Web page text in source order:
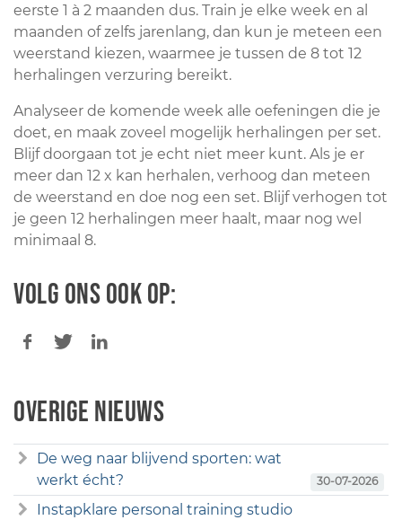
eerste 1 à 2 maanden dus. Train je elke week en al
maanden of zelfs jarenlang, dan kun je meteen een
weerstand kiezen, waarmee je tussen de 8 tot 12
herhalingen verzuring bereikt.
Analyseer de komende week alle oefeningen die je
doet, en maak zoveel mogelijk herhalingen per set.
Blijf doorgaan tot je echt niet meer kunt. Als je er
meer dan 12 x kan herhalen, verhoog dan meteen
de weerstand en doe nog een set. Blijf verhogen tot
je geen 12 herhalingen meer haalt, maar nog wel
minimaal 8.
Volg ons ook op:
Overige nieuws
De weg naar blijvend sporten: wat
werkt écht?
30-07-2026
Instapklare personal training studio